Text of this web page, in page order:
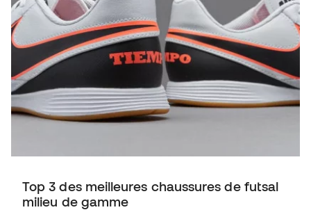
Top 3 des meilleures chaussures de futsal
milieu de gamme